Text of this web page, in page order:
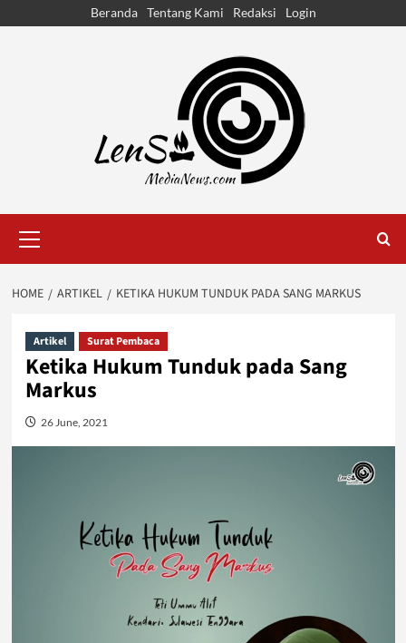
Beranda Tentang Kami Redaksi Login
Menu
HOME ARTIKEL KETIKA HUKUM TUNDUK PADA SANG MARKUS
Artikel Surat Pembaca
Ketika Hukum Tunduk pada Sang
Markus
26 June, 2021